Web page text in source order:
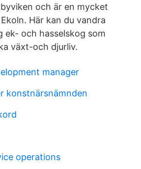
och är en mycket
Här kan du vandra
ek- och hasselskog som
växt-och djurliv.
manager
konstnärsnämnden
operations